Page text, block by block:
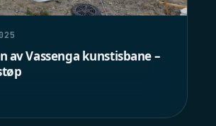
av Vassenga kunstisbane –